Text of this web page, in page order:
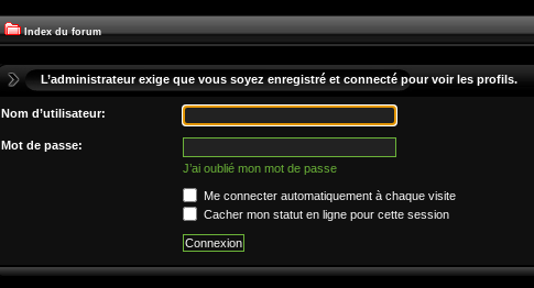
Index du forum
L’administrateur exige que vous soyez enregistré et connecté pour voir les profils.
Nom d’utilisateur:
Mot de passe:
J’ai oublié mon mot de passe
Me connecter automatiquement à chaque visite
Cacher mon statut en ligne pour cette session